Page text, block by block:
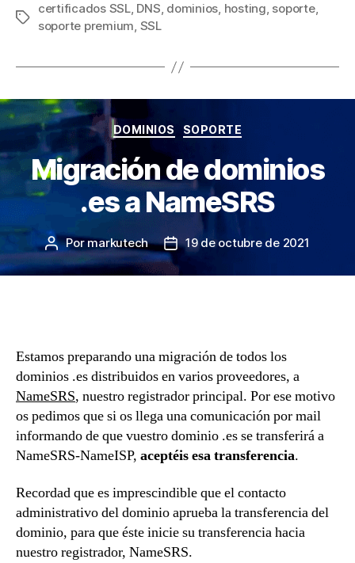
Etiquetas
certificados SSL, DNS, dominios, hosting, soporte,
soporte premium, SSL
Categorías
DOMINIOS SOPORTE
Migración de dominios
.es a NameSRS
Autor
de
la
Pormarkutech
Fecha
de
la
19 de octubre de 2021
Estamos preparando una migración de todos los
dominios .es distribuidos en varios proveedores, a
NameSRS, nuestro registrador principal. Por ese motivo
os pedimos que si os llega una comunicación por mail
informando de que vuestro dominio .es se transferirá a
NameSRS-NameISP, aceptéis esa transferencia.
Recordad que es imprescindible que el contacto
administrativo del dominio aprueba la transferencia del
dominio, para que éste inicie su transferencia hacia
nuestro registrador, NameSRS.